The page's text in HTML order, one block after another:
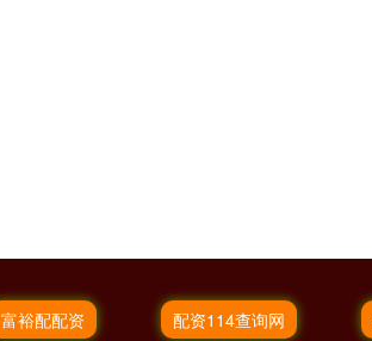
富裕配配资 配资114查询网